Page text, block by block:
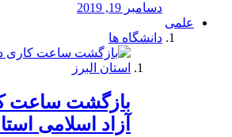
دسامبر 19, 2019
علمی
دانشگاه ها
بازگشت ساعت
آزاد اسلامی